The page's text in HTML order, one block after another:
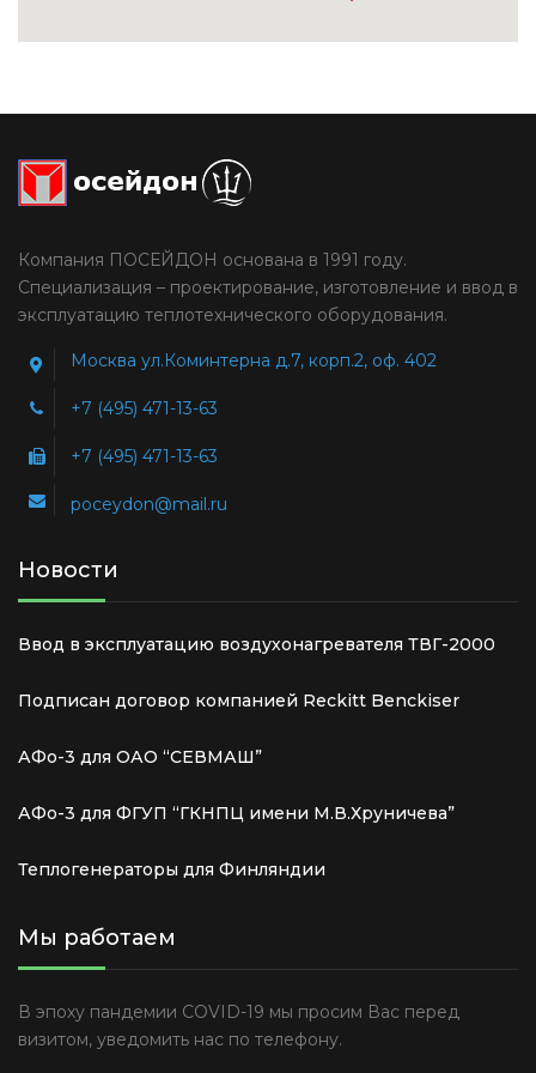
Компания ПОСЕЙДОН основана в 1991 году.
Специализация – проектирование, изготовление и ввод в
эксплуатацию теплотехнического оборудования.
Москва ул.Коминтерна д.7, корп.2, оф. 402
+7 (495) 471-13-63
+7 (495) 471-13-63
poceydon@mail.ru
Новости
Ввод в эксплуатацию воздухонагревателя ТВГ-2000
Подписан договор компанией Reckitt Benckiser
АФо-3 для ОАО “СЕВМАШ”
АФо-3 для ФГУП “ГКНПЦ имени М.В.Хруничева”
Теплогенераторы для Финляндии
Мы работаем
В эпоху пандемии COVID-19 мы просим Вас перед
визитом, уведомить нас по телефону.